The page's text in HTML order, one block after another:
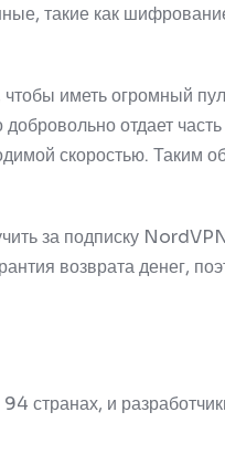
такие как
иметь огромный
отдает
скоростью.Таким
за подписку
возврата денег,
странах, и